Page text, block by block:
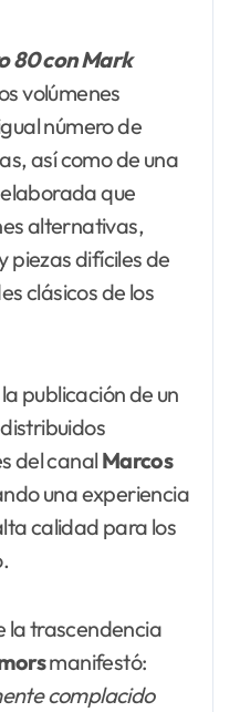
80 con Mark
volúmenes
número de
así como de una
que
alternativas,
piezas difíciles de
clásicos de los
publicación de un
del canal Marcos
una experiencia
calidad para los
la trascendencia
manifestó:
complacido